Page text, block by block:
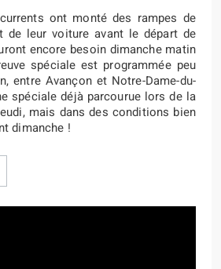
ont monté des rampes de
de leur voiture avant le départ de
encore besoin dimanche matin
spéciale est programmée peu
entre Avançon et Notre-Dame-du-
spéciale déjà parcourue lors de la
mais dans des conditions bien
dimanche !